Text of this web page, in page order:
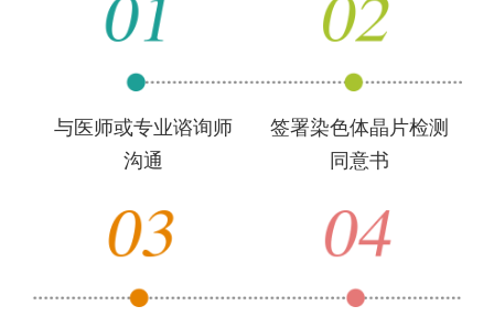
与医师或专业谘询师
沟通
签署染色体晶片检测
同意书